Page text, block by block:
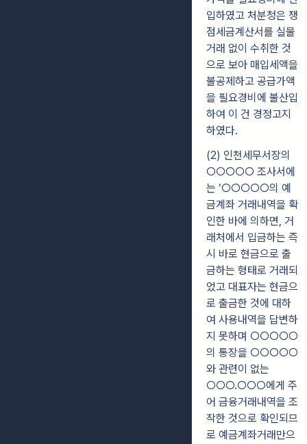
입하였고 처분청은 쟁
점세금계산서를 실물
거래 없이 수취한 것
으로 보아 매입세액을
불공제하고 공급가액
을 필요경비에 불산입
하여 이 건 경정고지
하였다.
(2) 인천세무서장의
○○○○○ 조사서에
는 ‘○○○○○의 예
금계좌 거래내역을 확
인한 바에 의하면, 거
래처에서 입금하는 즉
시 바로 현금으로 출
금하는 형태로 거래되
었고 대표자는 현금으
로 출금한 것에 대하
여 사용내역을 답변하
지 못하며 ○○○○○
의 통장을 ○○○○○
와 관련이 없는
○○○․○○○에게 주
어 금융거래내역을 조
작한 것으로 확인되므
로 예금계좌거래만으